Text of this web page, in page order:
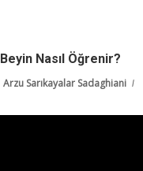
Beyin Nasıl Öğrenir?
Arzu Sarıkayalar Sadaghiani